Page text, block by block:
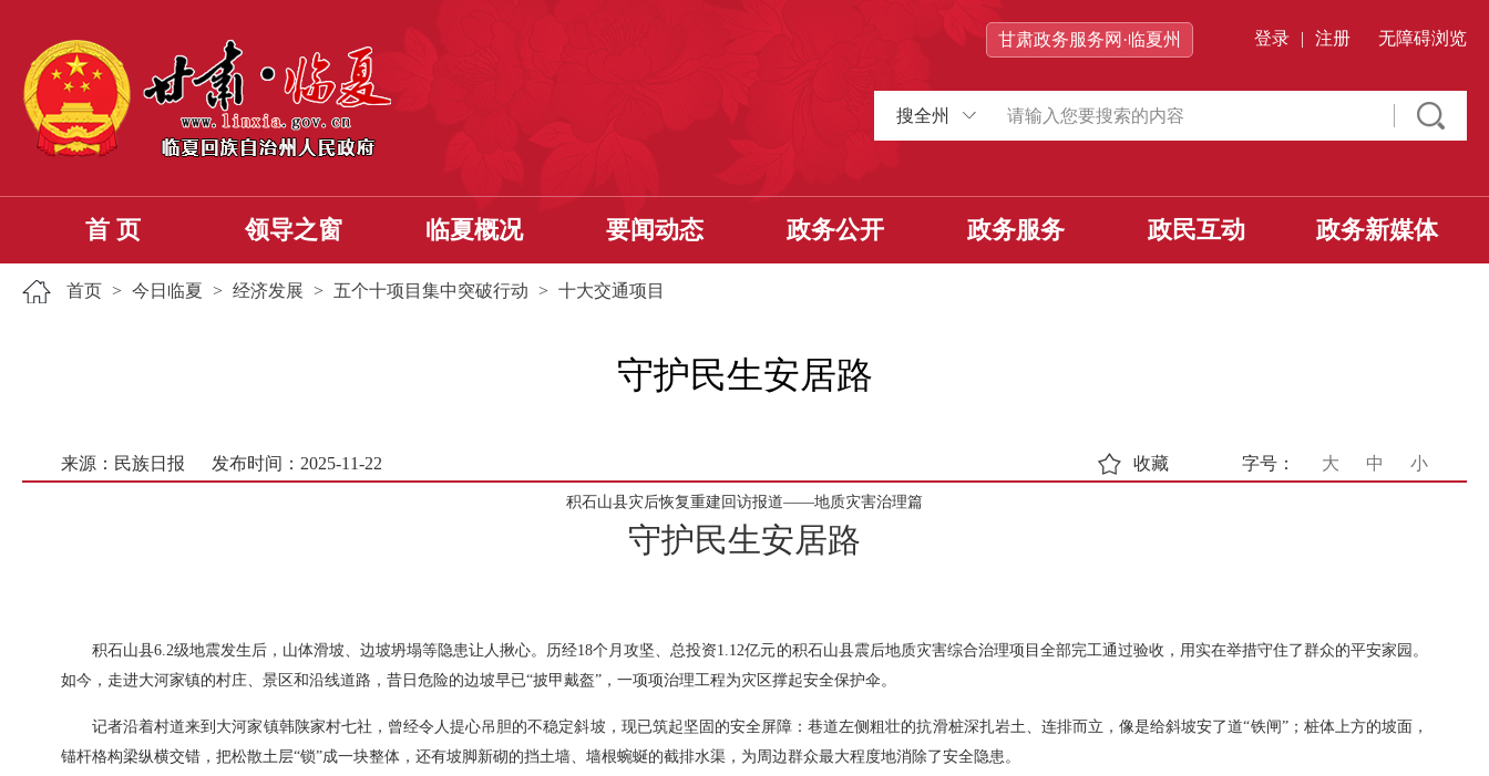
甘肃政务服务网·临夏州 登录 | 注册 无障碍浏览
搜全州
首 页 领导之窗 临夏概况 要闻动态 政务公开 政务服务 政民互动 政务新媒体
首页 > 今日临夏 > 经济发展 > 五个十项目集中突破行动 > 十大交通项目
守护民生安居路
来源：民族日报 发布时间：2025-11-22 字号： 大 中 小
收藏
积石山县灾后恢复重建回访报道——地质灾害治理篇
守护民生安居路
积石山县6.2级地震发生后，山体滑坡、边坡坍塌等隐患让人揪心。历经18个月攻坚、总投资1.12亿元的积石山县震后地质灾害综合治理项目全部完工通过验收，用实在举措守住了群众的平安家园。
如今，走进大河家镇的村庄、景区和沿线道路，昔日危险的边坡早已“披甲戴盔”，一项项治理工程为灾区撑起安全保护伞。
记者沿着村道来到大河家镇韩陕家村七社，曾经令人提心吊胆的不稳定斜坡，现已筑起坚固的安全屏障：巷道左侧粗壮的抗滑桩深扎岩土、连排而立，像是给斜坡安了道“铁闸”；桩体上方的坡面，
锚杆格构梁纵横交错，把松散土层“锁”成一块整体，还有坡脚新砌的挡土墙、墙根蜿蜒的截排水渠，为周边群众最大程度地消除了安全隐患。